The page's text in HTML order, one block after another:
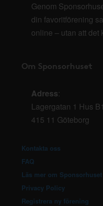
Genom
din favoritförening
online – utan att det
Om Sponsorhuset
Adress:
Lagergatan 1 Hus
415 11 Göteborg
Kontakta oss
FAQ
Läs mer om Sponsorhuset
Privacy Policy
Registrera ny förening